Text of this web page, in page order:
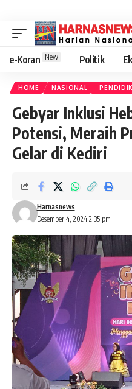
e-Koran New Politik
HOME NASIONAL
Gebyar Inklusi
Potensi, Meraih
Gelar di Kediri
Desember 4, 2024 2:35 pm
Harnasnews